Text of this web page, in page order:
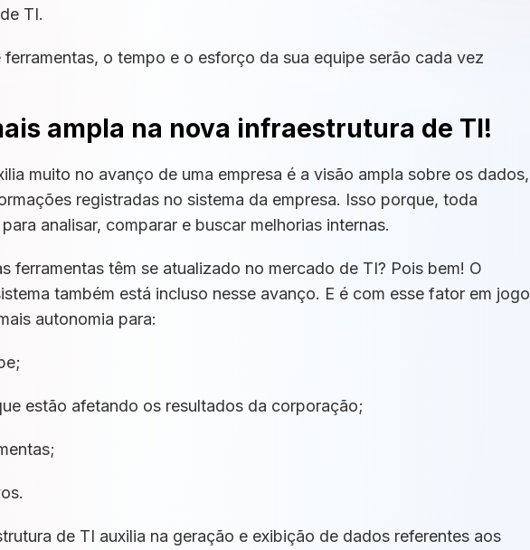
TI.
o tempo e o esforço da sua equipe serão cada vez
ampla na nova infraestrutura de TI!
muito no avanço de uma empresa é a visão ampla sobre os dados,
registradas no sistema da empresa. Isso porque, toda
analisar, comparar e buscar melhorias internas.
ferramentas têm se atualizado no mercado de TI? Pois bem! O
também está incluso nesse avanço. E é com esse fator em jogo
autonomia para:
estão afetando os resultados da corporação;
de TI auxilia na geração e exibição de dados referentes aos